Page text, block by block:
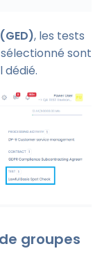
, les tests
sont
dédié.
groupes